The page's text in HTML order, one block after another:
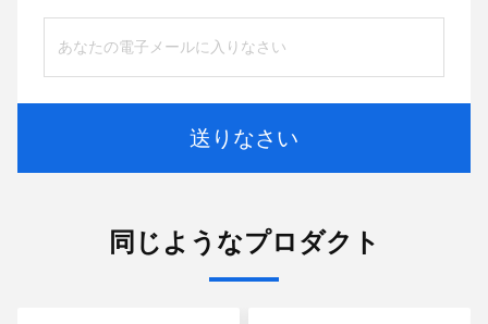
送りなさい
同じようなプロダクト